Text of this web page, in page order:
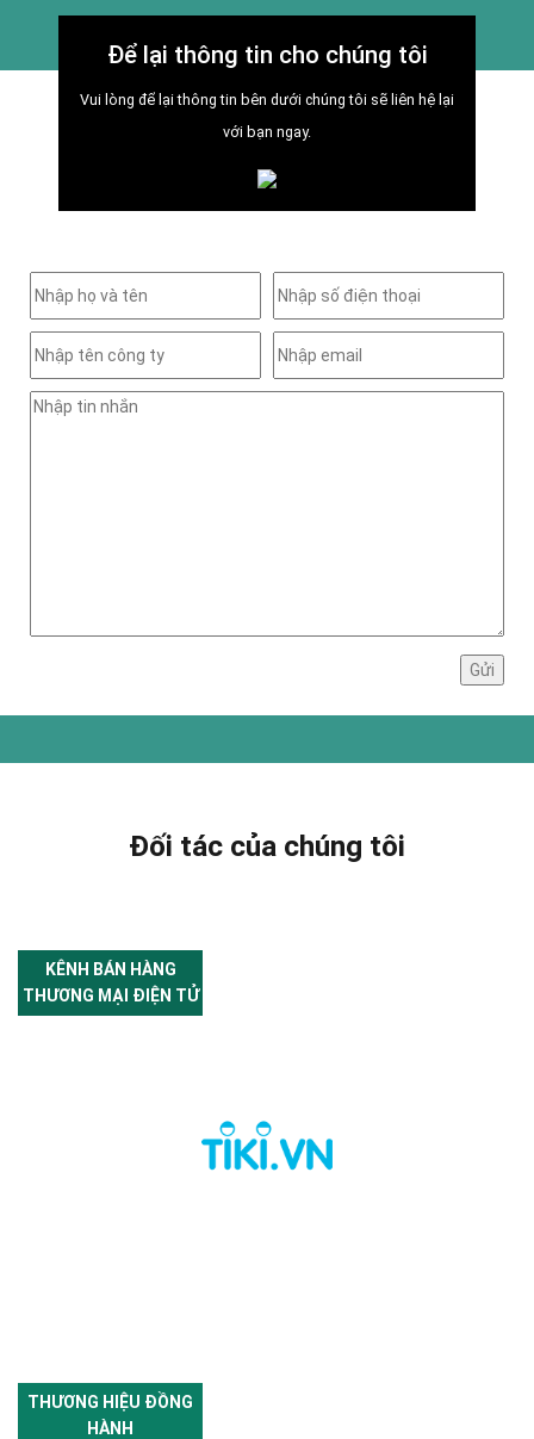
Để lại thông tin cho chúng tôi
Vui lòng để lại thông tin bên dưới chúng tôi sẽ liên hệ lại
với bạn ngay.
Đối tác của chúng tôi
KÊNH BÁN HÀNG
THƯƠNG MẠI ĐIỆN TỬ
THƯƠNG HIỆU ĐỒNG
HÀNH